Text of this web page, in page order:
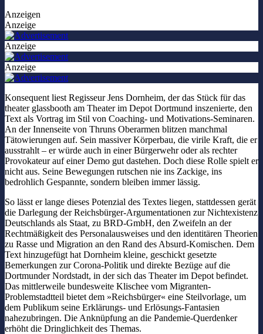
Anzeigen
Anzeige
Anzeige
Anzeige
Konsequent liest Regisseur Jens Dornheim, der das Stück für das
theater glassbooth am Theater im Depot Dortmund inszenierte, den
Text als Vortrag im Stil von Coaching- und Motivations-Seminaren.
An der Innenseite von Thruns Oberarmen blitzen manchmal
Tätowierungen auf. Sein massiver Körperbau, die virile Kraft, die er
ausstrahlt – er würde auch in einer Bürgerwehr oder als rechter
Provokateur auf einer Demo gut dastehen. Doch diese Rolle spielt er
nicht aus. Seine Bewegungen rutschen nie ins Zackige, ins
bedrohlich Gespannte, sondern bleiben immer lässig.
So lässt er lange dieses Potenzial des Textes liegen, stattdessen gerät
die Darlegung der Reichsbürger-Argumentationen zur Nichtexistenz
Deutschlands als Staat, zu BRD-GmbH, den Zweifeln an der
Rechtmäßigkeit des Personalausweises und den identitären Theorien
zu Rasse und Migration an den Rand des Absurd-Komischen. Dem
Text hinzugefügt hat Dornheim kleine, geschickt gesetzte
Bemerkungen zur Corona-Politik und direkte Bezüge auf die
Dortmunder Nordstadt, in der sich das Theater im Depot befindet.
Das mittlerweile bundesweite Klischee vom Migranten-
Problemstadtteil bietet dem »Reichsbürger« eine Steilvorlage, um
dem Publikum seine Erklärungs- und Erlösungs-Fantasien
nahezubringen. Die Anknüpfung an die Pandemie-Querdenker
erhöht die Dringlichkeit des Themas.